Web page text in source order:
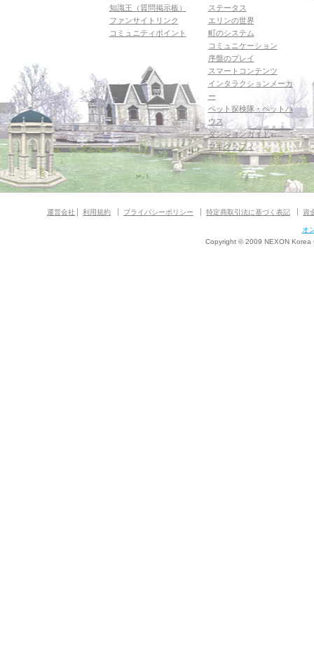
知識王（質問掲示板）
ファンサイトリンク
コミュニティポイント
ステータス
エリンの世界
町のシステム
コミュニケーション
序盤のプレイ
スマートコンテンツ
インタラクションメーカ
ー
ペット探検隊・ペットハ
ウス
ダンジョンガイド
マギグラフィ
運営会社 利用規約 プライバシーポリシー 特定商取引法に基づく表記 資
オ
Copyright © 2009 NEXON Korea